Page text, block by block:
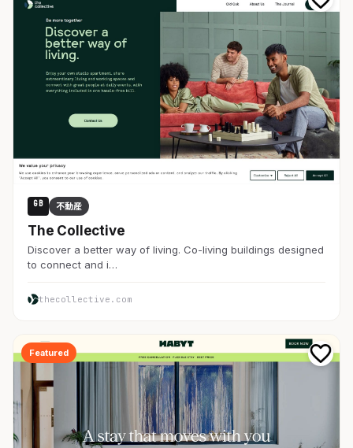
GB 不動産
The Collective
Discover a better way of living. Co-living buildings designed
to connect and i…
thecollective.com
Featured